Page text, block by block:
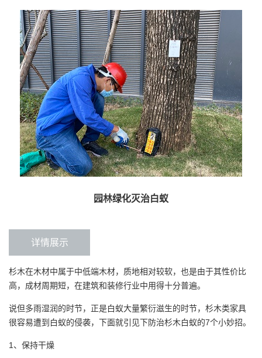
园林绿化灭治白蚁
详情展示
杉木在木材中属于中低端木材，质地相对较软，也是由于其性价比
高，成材周期短，在建筑和装修行业中用得十分普遍。
说但多雨湿润的时节，正是白蚁大量繁衍滋生的时节，杉木类家具
很容易遭到白蚁的侵袭，下面就引见下防治杉木白蚁的7个小妙招。
1、保持干燥